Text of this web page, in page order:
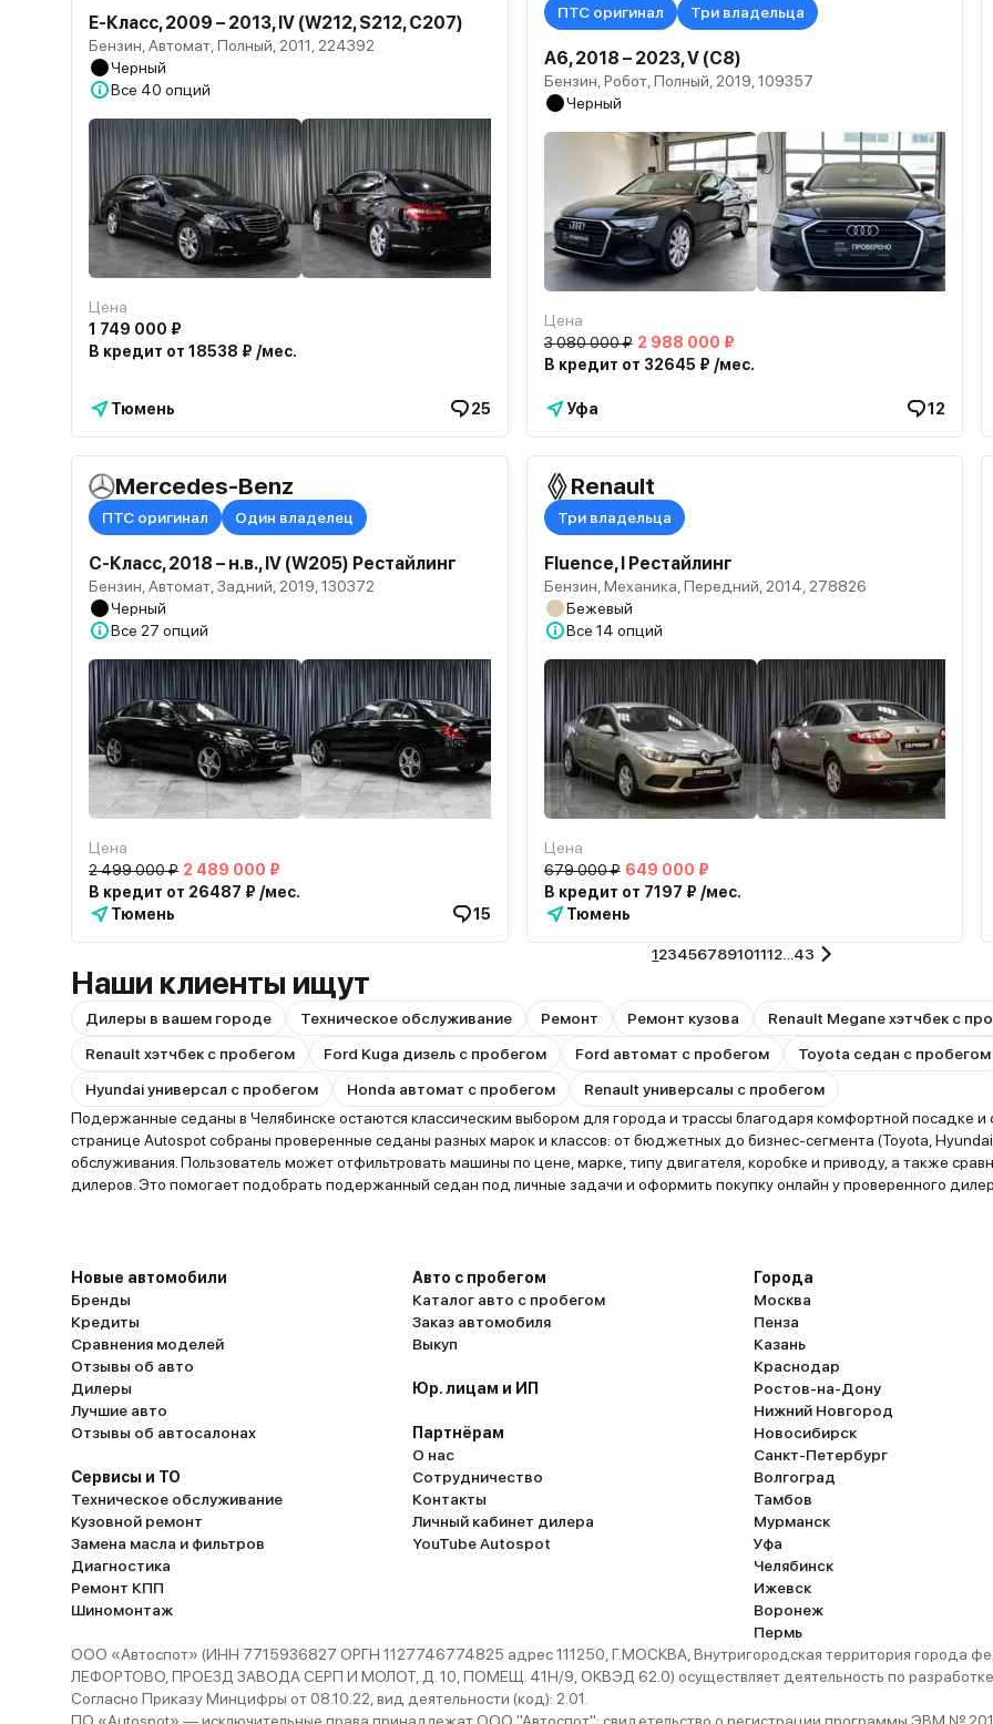
E-Класс, 2009 – 2013, IV (W212, S212, C207)
Бензин, Автомат, Полный, 2011, 224392
Черный
Все 40 опций
Цена
1 749 000 ₽
В кредит от 18538 ₽ /мес.
Тюмень 25
ПТС оригинал Три владельца
A6, 2018 – 2023, V (C8)
Бензин, Робот, Полный, 2019, 109357
Черный
Цена
3 080 000 ₽ 2 988 000 ₽
В кредит от 32645 ₽ /мес.
Уфа 12
Mercedes-Benz
ПТС оригинал Один владелец
C-Класс, 2018 – н.в., IV (W205) Рестайлинг
Бензин, Автомат, Задний, 2019, 130372
Черный
Все 27 опций
Цена
2 499 000 ₽ 2 489 000 ₽
В кредит от 26487 ₽ /мес.
Тюмень
15
Renault
Три владельца
Fluence, I Рестайлинг
Бензин, Механика, Передний, 2014, 278826
Бежевый
Все 14 опций
Цена
679 000 ₽ 649 000 ₽
В кредит от 7197 ₽ /мес.
Тюмень
123456789101112 43
Наши клиенты ищут
Дилеры в вашем городе Техническое обслуживание Ремонт Ремонт кузова
Renault Megane хэтчбек с
Renault хэтчбек с пробегом
Ford Kuga дизель с пробегом Ford автомат с пробегом
Toyota седан с пробегом
Hyundai универсал с пробегом
Honda автомат с пробегом
Renault универсалы с пробегом
Подержанные седаны в Челябинске остаются классическим выбором для города и трассы благодаря комфортной посадке
странице Autospot собраны проверенные седаны разных марок и классов: от бюджетных до бизнес-сегмента (Toyota,
обслуживания. Пользователь может отфильтровать машины по цене, марке, типу двигателя, коробке и приводу, а также
дилеров. Это помогает подобрать подержанный седан под личные задачи и оформить покупку онлайн у проверенного
Новые автомобили
Бренды
Кредиты
Сравнения моделей
Отзывы об авто
Дилеры
Лучшие авто
Отзывы об автосалонах
Сервисы и ТО
Техническое обслуживание
Кузовной ремонт
Замена масла и фильтров
Диагностика
Ремонт КПП
Шиномонтаж
Авто с пробегом
Каталог авто с пробегом
Заказ автомобиля
Выкуп
Юр. лицам и ИП
Партнёрам
О нас
Сотрудничество
Контакты
Личный кабинет дилера
YouTube Autospot
Города
Москва
Пенза
Казань
Краснодар
Ростов-на-Дону
Нижний Новгород
Новосибирск
Санкт-Петербург
Волгоград
Тамбов
Мурманск
Уфа
Челябинск
Ижевск
Воронеж
Пермь
ООО «Автоспот» (ИНН 7715936827 ОРГН 1127746774825 адрес 111250, Г.МОСКВА, Внутригородская территория города
ЛЕФОРТОВО, ПРОЕЗД ЗАВОДА СЕРП И МОЛОТ, Д. 10, ПОМЕЩ. 41Н/9, ОКВЭД 62.0) осуществляет деятельность по
Согласно Приказу Минцифры от 08.10.22, вид деятельности (код): 2.01.